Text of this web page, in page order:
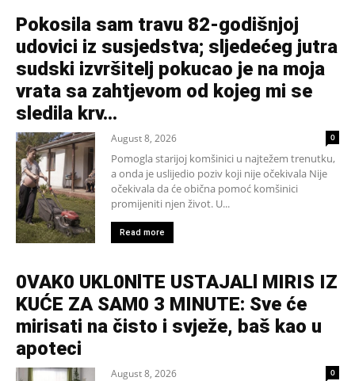
Pokosila sam travu 82-godišnjoj
udovici iz susjedstva; sljedećeg jutra
sudski izvršitelj pokucao je na moja
vrata sa zahtjevom od kojeg mi se
sledila krv...
August 8, 2026 0
Pomogla starijoj komšinici u najtežem trenutku,
a onda je uslijedio poziv koji nije očekivala Nije
očekivala da će obična pomoć komšinici
promijeniti njen život. U...
Read more
0VAK0 UKL0NlTE USTAJALl MIRIS IZ
KUĆE ZA SAM0 3 MINUTE: Sve će
mirisati na čisto i svježe, baš kao u
apoteci
August 8, 2026 0